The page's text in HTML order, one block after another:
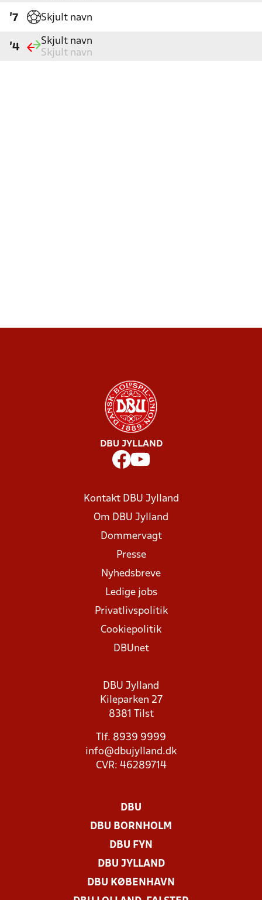
'7 Skjult navn
'4
Skjult navn
Skjult navn
DBU JYLLAND
Kontakt DBU Jylland
Om DBU Jylland
Dommervagt
Presse
Nyhedsbreve
Ledige jobs
Privatlivspolitik
Cookiepolitik
DBUnet
DBU Jylland
Kileparken 27
8381 Tilst
Tlf. 8939 9999
info@dbujylland.dk
CVR: 46289714
DBU
DBU BORNHOLM
DBU FYN
DBU JYLLAND
DBU KØBENHAVN